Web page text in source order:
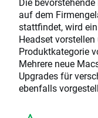
auf dem
stattfindet, wird
Headset
Produktkategorie
Mehrere neue
Upgrades für
ebenfalls